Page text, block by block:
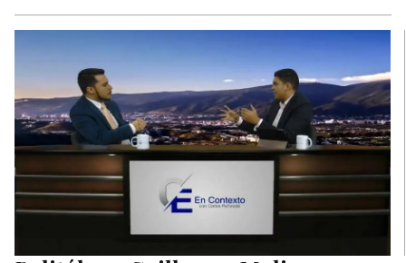
consumación de delitos…